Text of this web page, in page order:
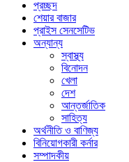
প্রচ্ছদ
শেয়ার বাজার
প্রাইস সেনসেটিভ
অন্যান্য
স্বাস্থ্য
বিনোদন
খেলা
দেশ
আন্তর্জাতিক
সাহিত্য
অর্থনীতি ও বাণিজ্য
বিনিয়োগকারী কর্নার
সম্পাদকীয়